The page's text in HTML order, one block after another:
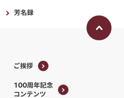
芳名録
ご挨拶
100周年記念
コンテンツ